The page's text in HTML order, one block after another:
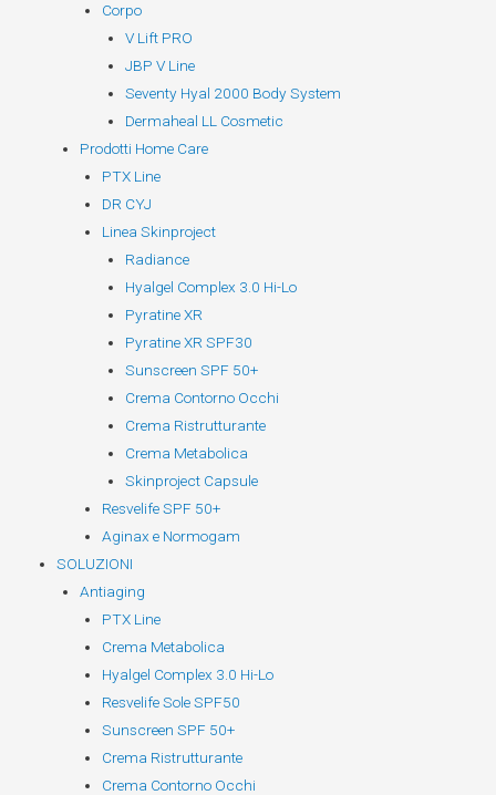
Corpo
V Lift PRO
JBP V Line
Seventy Hyal 2000 Body System
Dermaheal LL Cosmetic
Prodotti Home Care
PTX Line
DR CYJ
Linea Skinproject
Radiance
Hyalgel Complex 3.0 Hi-Lo
Pyratine XR
Pyratine XR SPF30
Sunscreen SPF 50+
Crema Contorno Occhi
Crema Ristrutturante
Crema Metabolica
Skinproject Capsule
Resvelife SPF 50+
Aginax e Normogam
SOLUZIONI
Antiaging
PTX Line
Crema Metabolica
Hyalgel Complex 3.0 Hi-Lo
Resvelife Sole SPF50
Sunscreen SPF 50+
Crema Ristrutturante
Crema Contorno Occhi